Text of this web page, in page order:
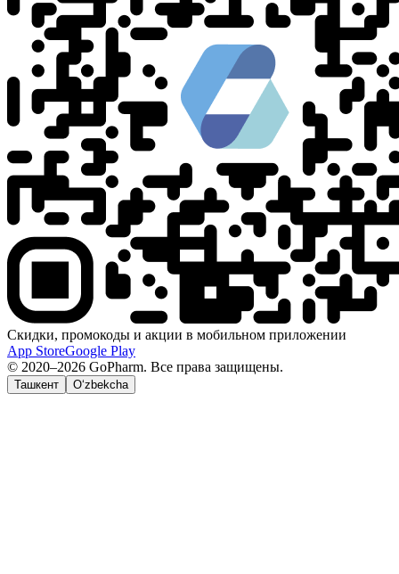
Скидки, промокоды и акции в мобильном приложении
App StoreGoogle Play
© 2020–2026 GoPharm. Все права защищены.
Ташкент O‘zbekcha